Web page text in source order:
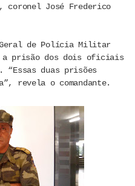
coronel José Frederico
Geral de Polícia Militar
a prisão dos dois oficiais
“Essas duas prisões
revela o comandante.